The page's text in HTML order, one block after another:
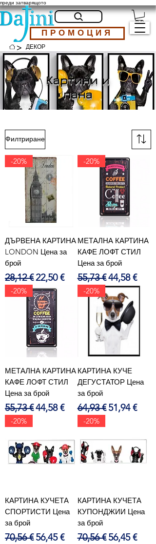
преди затварящото
ПРОМОЦИЯ
> ДЕКОР
Картини и
пана
Филтриране
-20%
ДЪРВЕНА КАРТИНА
LONDON Цена за
брой
Редовна цена
28,12 €Продажна цена
22,50 €
-20%
МЕТАЛНА КАРТИНА
КАФЕ ЛОФТ СТИЛ
Цена за брой
Редовна цена
55,73 €Продажна
44,58 €
-20%
МЕТАЛНА КАРТИНА
КАФЕ ЛОФТ СТИЛ
Цена за брой
Редовна цена
55,73 €Продажна цена
44,58 €
-20%
КАРТИНА КУЧЕ
ДЕГУСТАТОР Цена
за брой
Редовна цена
64,93 € Продажна
51,94 €
-20%
КАРТИНА КУЧЕТА
СПОРТИСТИ Цена
за брой
Редовна цена
70,56 € Продажна цена
56,45 €
-20%
КАРТИНА КУЧЕТА
КУПОНДЖИИ Цена
за брой
Редовна цена
70,56 € Продажна
56,45 €